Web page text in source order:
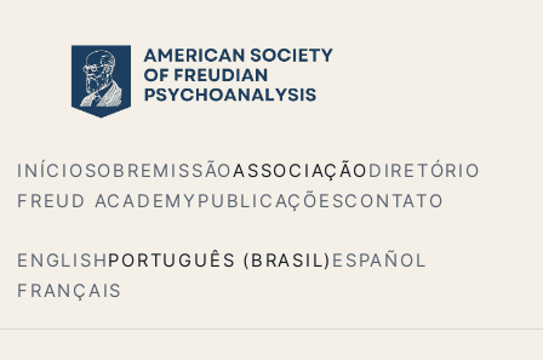
INÍCIOSOBREMISSÃOASSOCIAÇÃODIRETÓRIO
FREUD ACADEMY PUBLICAÇÕESCONTATO
ENGLISHPORTUGUÊS (BRASIL) ESPAÑOL
FRANÇAIS